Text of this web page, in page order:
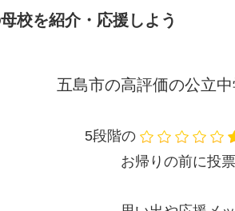
校を紹介・応援しよう
五島市の高評価の公立
5段階の
お帰りの前に投